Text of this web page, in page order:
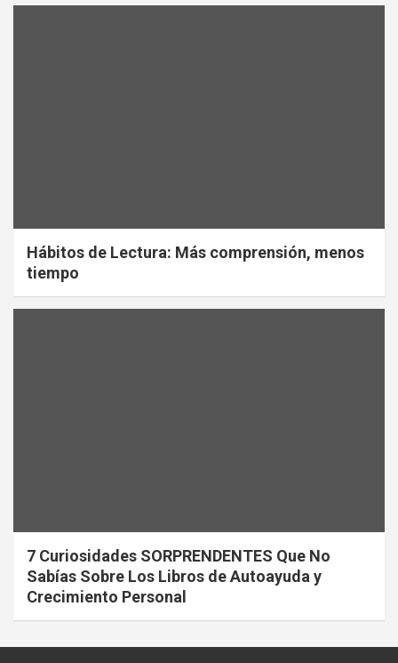
Hábitos de Lectura: Más comprensión, menos
tiempo
7 Curiosidades SORPRENDENTES Que No
Sabías Sobre Los Libros de Autoayuda y
Crecimiento Personal